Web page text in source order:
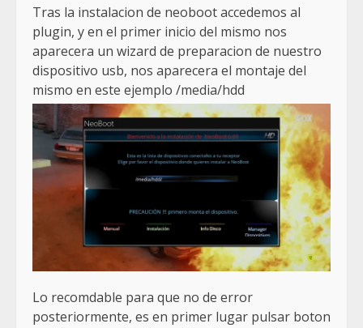
Tras la instalacion de neoboot accedemos al
plugin, y en el primer inicio del mismo nos
aparecera un wizard de preparacion de nuestro
dispositivo usb, nos aparecera el montaje del
mismo en este ejemplo /media/hdd
Lo recomdable para que no de error
posteriormente, es en primer lugar pulsar boton